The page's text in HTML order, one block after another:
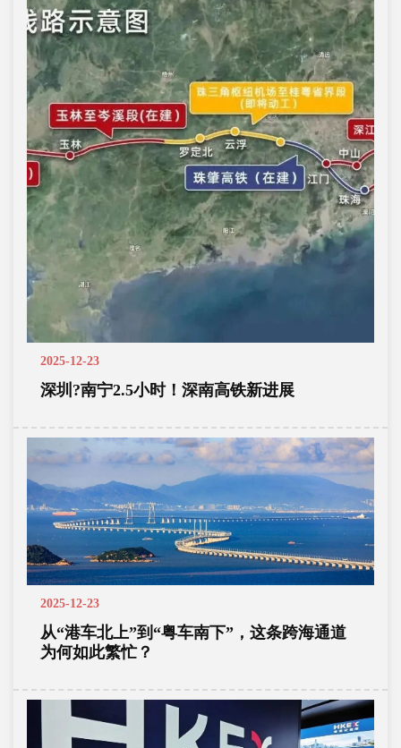
2025-12-23
深圳?南宁2.5小时！深南高铁新进展
2025-12-23
从“港车北上”到“粤车南下”，这条跨海通道
为何如此繁忙？